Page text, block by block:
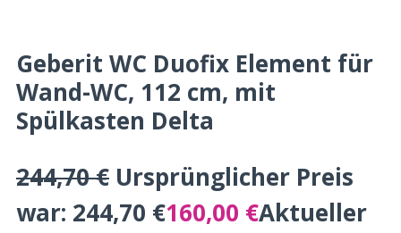
Geberit WC Duofix Element für
Wand-WC, 112 cm, mit
Spülkasten Delta
244,70€ Ursprünglicher Preis
war: 244,70 €160,00 €Aktueller